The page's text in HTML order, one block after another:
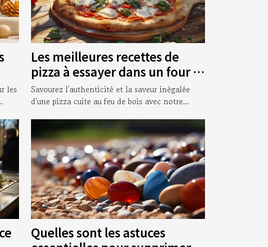
les
Les meilleures recettes de
pizza à essayer dans un four à
bois
Savourez l'authenticité et la saveur inégalée
d'une pizza cuite au feu de bois avec notre...
Quelles sont les astuces